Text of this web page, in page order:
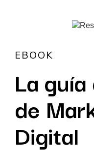
EBOOK
La
de
Digital